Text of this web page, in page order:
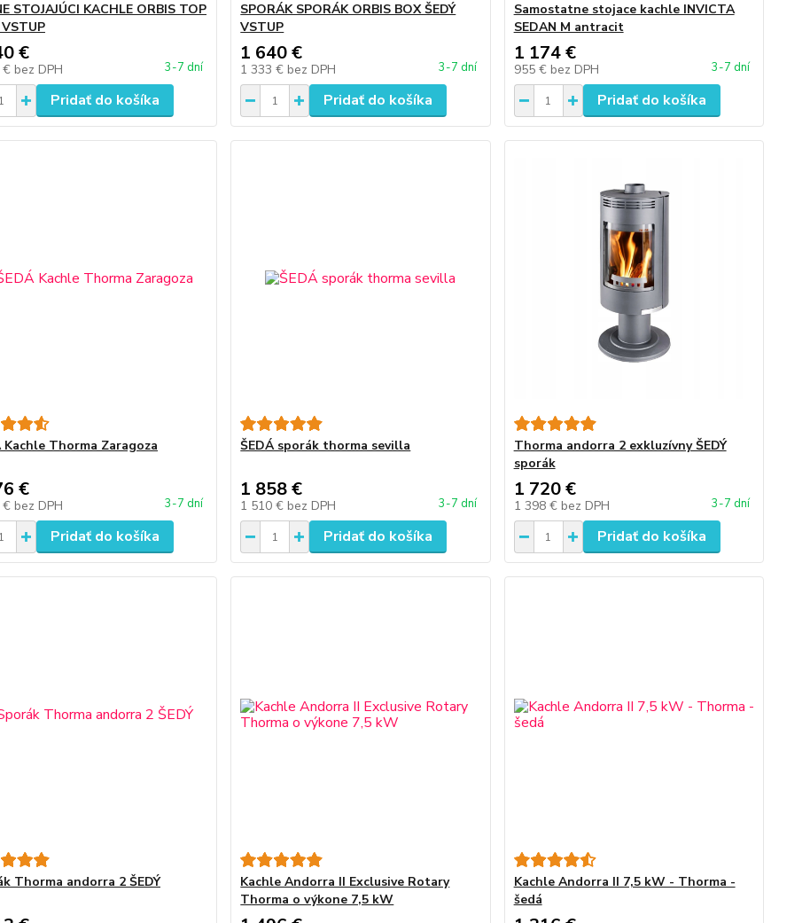
STOJAJÚCI KACHLE ORBIS TOP
VSTUP
€
€ bez DPH 3-7 dní
Pridať do košíka
SPORÁK SPORÁK ORBIS BOX ŠEDÝ
VSTUP
1 640 €
1 333 € bez DPH 3-7 dní
Pridať do košíka
Samostatne stojace kachle INVICTA
SEDAN M antracit
1 174 €
955 € bez DPH 3-7 dní
Pridať do košíka
Kachle Thorma Zaragoza
€
€ bez DPH 3-7 dní
Pridať do košíka
ŠEDÁ sporák thorma sevilla
1 858 €
1 510 € bez DPH 3-7 dní
Pridať do košíka
Thorma andorra 2 exkluzívny ŠEDÝ
sporák
1 720 €
1 398 € bez DPH 3-7 dní
Pridať do košíka
Thorma andorra 2 ŠEDÝ
Kachle Andorra II Exclusive Rotary
Thorma o výkone 7,5 kW
Kachle Andorra II 7,5 kW - Thorma -
šedá